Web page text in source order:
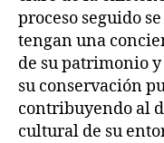
proceso seguido
tengan una
de su patrimonio
su conservación
contribuyendo al
cultural de su